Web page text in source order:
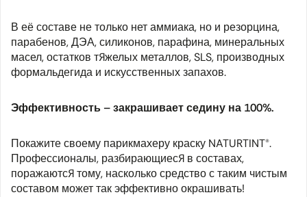
В её составе не только нет аммиака, но и резорцина,
парабенов, ДЭА, силиконов, парафина, минеральных
масел, остатков тяжелых металлов, SLS, производных
формальдегида и искусственных запахов.
Эффективность – закрашивает седину на 100%.
Покажите своему парикмахеру краску NATURTINT®.
Профессионалы, разбирающиеся в составах,
поражаются тому, насколько средство с таким чистым
составом может так эффективно окрашивать!